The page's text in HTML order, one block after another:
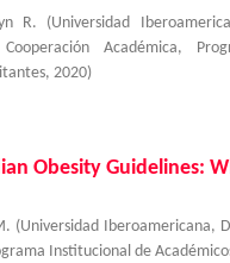
R. (Universidad
Académica,
, 2020)
Obesity Guidelines:
(Universidad Iberoamericana,
Institucional de